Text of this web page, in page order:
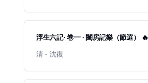
浮生六記· 卷一 · 閨房記樂（節選） 🔥
清 - 沈復